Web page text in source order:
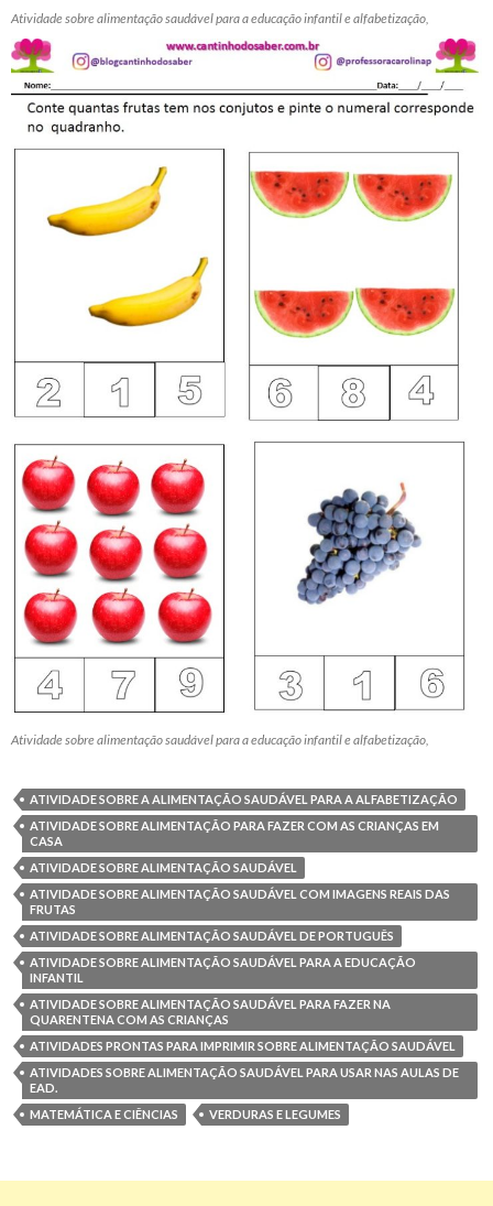
Atividade sobre alimentação saudável para a educação infantil e alfabetização,
Atividade sobre alimentação saudável para a educação infantil e alfabetização,
ATIVIDADE SOBRE A ALIMENTAÇÃO SAUDÁVEL PARA A ALFABETIZAÇÃO
ATIVIDADE SOBRE ALIMENTAÇÃO PARA FAZER COM AS CRIANÇAS EM
CASA
ATIVIDADE SOBRE ALIMENTAÇÃO SAUDÁVEL
ATIVIDADE SOBRE ALIMENTAÇÃO SAUDÁVEL COM IMAGENS REAIS DAS
FRUTAS
ATIVIDADE SOBRE ALIMENTAÇÃO SAUDÁVEL DE PORTUGUÊS
ATIVIDADE SOBRE ALIMENTAÇÃO SAUDÁVEL PARA A EDUCAÇÃO
INFANTIL
ATIVIDADE SOBRE ALIMENTAÇÃO SAUDÁVEL PARA FAZER NA
QUARENTENA COM AS CRIANÇAS
ATIVIDADES PRONTAS PARA IMPRIMIR SOBRE ALIMENTAÇÃO SAUDÁVEL
ATIVIDADES SOBRE ALIMENTAÇÃO SAUDÁVEL PARA USAR NAS AULAS DE
EAD.
MATEMÁTICA E CIÊNCIAS
VERDURAS E LEGUMES